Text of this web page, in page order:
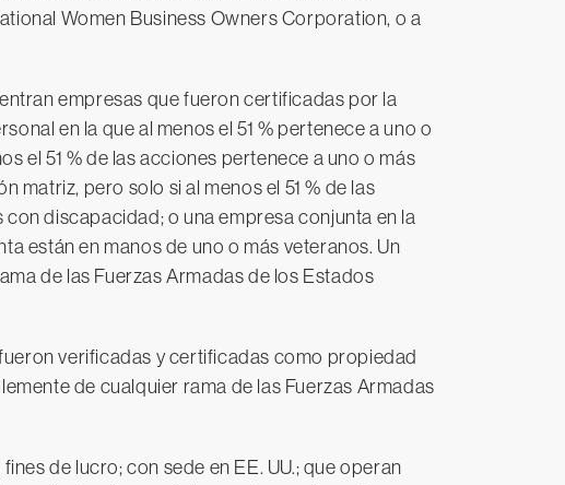
Women Business Owners Corporation, o a
empresas que fueron certificadas por la
en la que al menos el 51 % pertenece a uno o
el 51 % de las acciones pertenece a uno o más
pero solo si al menos el 51 % de las
discapacidad; o una empresa conjunta en la
están en manos de uno o más veteranos. Un
de las Fuerzas Armadas de los Estados
verificadas y certificadas como propiedad
de cualquier rama de las Fuerzas Armadas
de lucro; con sede en EE. UU.; que operan